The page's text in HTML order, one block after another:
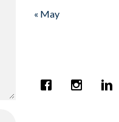
« May